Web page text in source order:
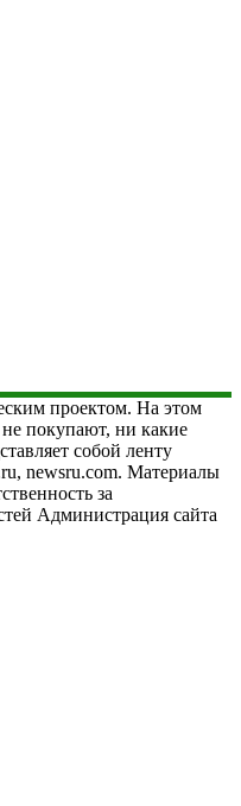
проектом. На этом
покупают, ни какие
собой ленту
newsru.com. Материалы
за
Администрация сайта